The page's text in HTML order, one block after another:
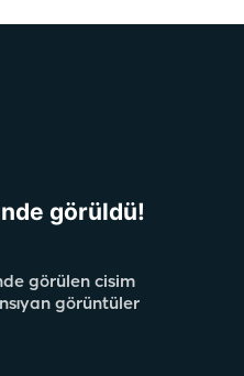
görüldü!
görülen cisim
görüntüler